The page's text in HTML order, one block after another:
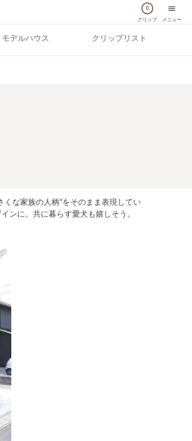
0
クリップ メニュー
モデルハウス クリップリスト
な家族の人柄”をそのまま表現してい
ンに。共に暮らす愛犬も嬉しそう。